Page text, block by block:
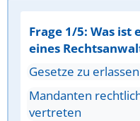
Frage 1/5: Was ist
eines
Gesetze zu erlassen
Mandanten
vertreten